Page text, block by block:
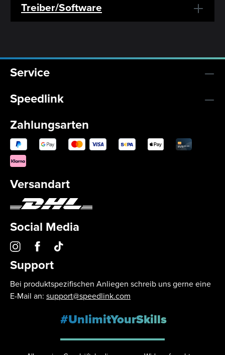
Treiber/Software
Service
Speedlink
Zahlungsarten
Versandart
Social Media
Support
Bei produktspezifischen Anliegen schreib uns gerne eine
E-Mail an: support@speedlink.com
#UnlimitYourSkills